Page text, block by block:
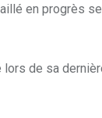
en progrès
de sa